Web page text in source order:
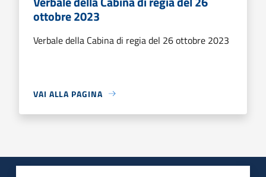
ottobre 2023
Verbale della Cabina di regia del 26 ottobre 2023
VAI ALLA PAGINA